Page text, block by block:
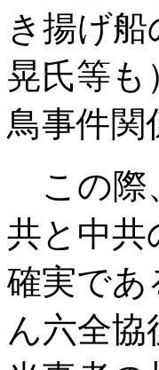
き揚げ
晃氏等も
鳥事件関
この際
共と中共
確実であ
ん六全